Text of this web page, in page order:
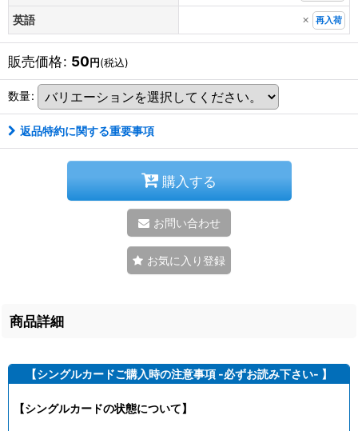
英語 × 再入荷
販売価格: 50円(税込)
数量:
返品特約に関する重要事項
購入する
お問い合わせ
お気に入り登録
商品詳細
【シングルカードご購入時の注意事項 -必ずお読み下さい- 】
【シングルカードの状態について】